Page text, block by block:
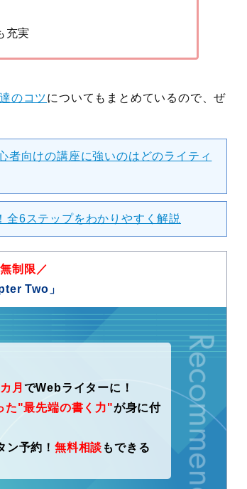
充実
のコツについてもまとめているので、ぜ
者向けの講座に強いのはどのライティ
全6ステップをわかりやすく解説
制限／
Two」
月 でWebライターに！
た"最先端の書く力"が身に付
ン予約！ 無料相談 もできる